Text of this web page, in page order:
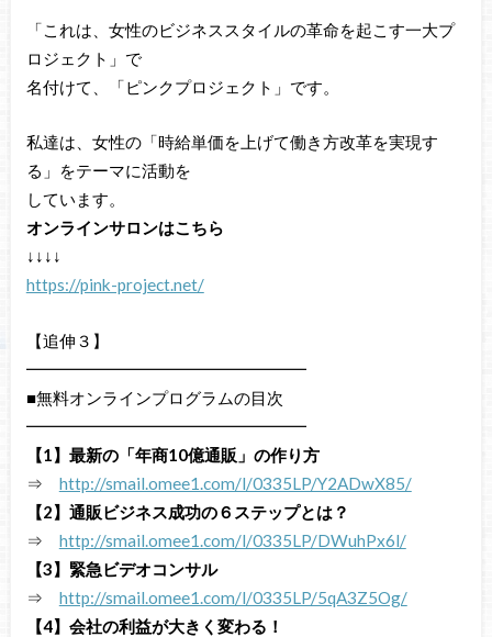
「これは、女性のビジネススタイルの革命を起こす一大プ
ロジェクト」で
名付けて、「ピンクプロジェクト」です。
私達は、女性の「時給単価を上げて働き方改革を実現す
る」をテーマに活動を
しています。
オンラインサロンはこちら
↓↓↓↓
https://pink-project.net/
【追伸３】
━━━━━━━━━━━━━━━━━
■無料オンラインプログラムの目次
━━━━━━━━━━━━━━━━━
【1】最新の「年商10億通販」の作り方
⇒ http://smail.omee1.com/l/0335LP/Y2ADwX85/
【2】通販ビジネス成功の６ステップとは？
⇒ http://smail.omee1.com/l/0335LP/DWuhPx6l/
【3】緊急ビデオコンサル
⇒ http://smail.omee1.com/l/0335LP/5qA3Z5Og/
【4】会社の利益が大きく変わる！